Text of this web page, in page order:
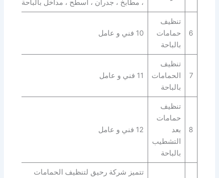
، مطابخ ، جدران ، اسطح ، مداخل بالباحة
6
تنظيف
حمامات
بالباحة
10 فني و عامل
7
تنظيف
الحمامات
بالباحة
11 فني و عامل
8
تنظيف
حمامات
بعد
التشطيب
بالباحة
12 فني و عامل
تتميز شركة رحيق لتنظيف الحمامات